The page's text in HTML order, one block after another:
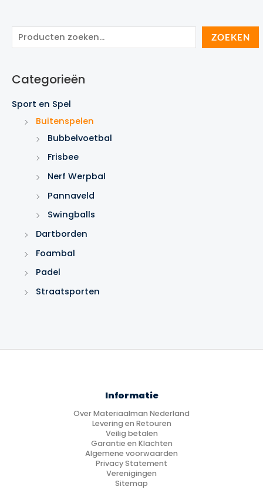
o
k
e
ZOEKEN
Categorieën
Sport en Spel
Buitenspelen
Bubbelvoetbal
Frisbee
Nerf Werpbal
Pannaveld
Swingballs
Dartborden
Foambal
Padel
Straatsporten
Informatie
Over Materiaalman Nederland
Levering en Retouren
Veilig betalen
Garantie en Klachten
Algemene voorwaarden
Privacy Statement
Verenigingen
Sitemap